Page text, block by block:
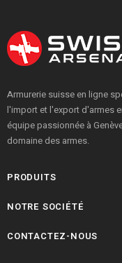
Armurerie suisse en ligne
l'import et l'export d'armes
équipe passionnée à
domaine des armes.
PRODUITS
NOTRE SOCIÉTÉ
CONTACTEZ-NOUS